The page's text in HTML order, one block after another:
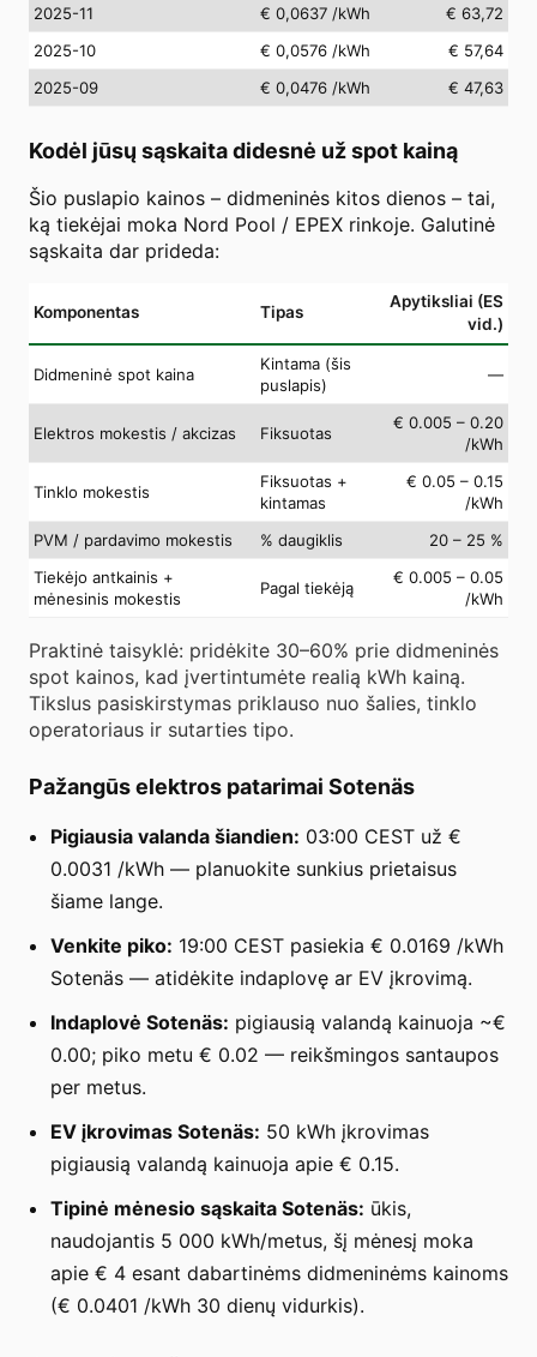
2025-11
€ 0,0637 /kWh
€ 63,72
2025-10
€ 0,0576 /kWh
€ 57,64
2025-09
€ 0,0476 /kWh € 47,63
Kodėl jūsų sąskaita didesnė už spot kainą
Šio puslapio kainos – didmeninės kitos dienos – tai,
ką tiekėjai moka Nord Pool / EPEX rinkoje. Galutinė
sąskaita dar prideda:
Komponentas Tipas
Apytiksliai (ES
vid.)
Didmeninė spot kaina
Kintama (šis
puslapis)
—
Elektros mokestis / akcizas Fiksuotas
€ 0.005 – 0.20
/kWh
Tinklo mokestis
Fiksuotas +
kintamas
€ 0.05 – 0.15
/kWh
PVM / pardavimo mokestis
% daugiklis
20 – 25 %
Tiekėjo antkainis +
mėnesinis mokestis
Pagal tiekėją
€ 0.005 – 0.05
/kWh
Praktinė taisyklė: pridėkite 30–60% prie didmeninės
spot kainos, kad įvertintumėte realią kWh kainą.
Tikslus pasiskirstymas priklauso nuo šalies, tinklo
operatoriaus ir sutarties tipo.
Pažangūs elektros patarimai Sotenäs
Pigiausia valanda šiandien: 03:00 CEST už €
0.0031 /kWh — planuokite sunkius prietaisus
šiame lange.
Venkite piko: 19:00 CEST pasiekia € 0.0169 /kWh
Sotenäs — atidėkite indaplovę ar EV įkrovimą.
Indaplovė Sotenäs: pigiausią valandą kainuoja ~€
0.00; piko metu € 0.02 — reikšmingos santaupos
per metus.
EV įkrovimas Sotenäs: 50 kWh įkrovimas
pigiausią valandą kainuoja apie € 0.15.
Tipinė mėnesio sąskaita Sotenäs: ūkis,
naudojantis 5 000 kWh/metus, šį mėnesį moka
apie € 4 esant dabartinėms didmeninėms kainoms
(€ 0.0401 /kWh 30 dienų vidurkis).